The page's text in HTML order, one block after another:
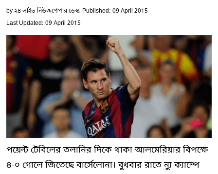
by২৪ লাইভ নিউজপেপার ডেস্ক Published: 09 April 2015
Last Updated: 09 April 2015
পয়েন্ট টেবিলের তলানির দিকে থাকা আলমেরিয়ার বিপক্ষে
৪-০ গোলে জিতেছে বার্সেলোনা। বুধবার রাতে ন্যু ক্যাম্পে